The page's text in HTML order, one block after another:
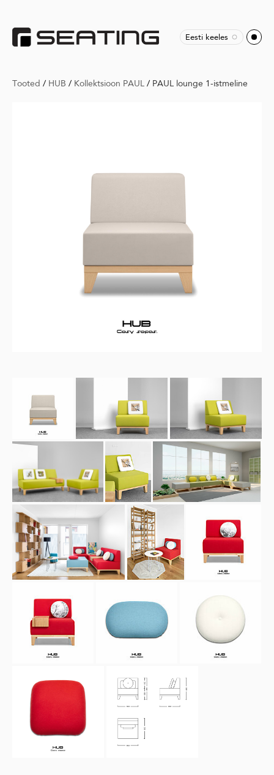
Eesti keeles
Tooted / HUB / Kollektsioon PAUL / PAUL lounge 1-istmeline